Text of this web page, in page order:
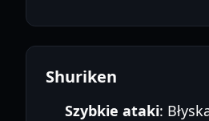
Shuriken
Szybkie ataki: